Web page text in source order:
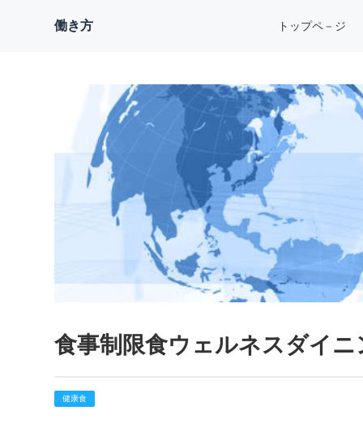
働き方 トップペ－ジ
食事制限食ウェルネスダイ
健康食